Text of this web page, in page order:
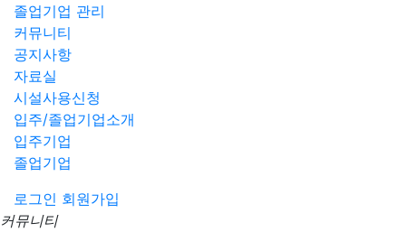
졸업기업 관리
커뮤니티
공지사항
자료실
시설사용신청
입주/졸업기업소개
입주기업
졸업기업
로그인 회원가입
커뮤니티